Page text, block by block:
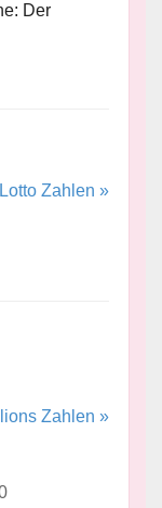
Der
Lotto Zahlen »
Zahlen »